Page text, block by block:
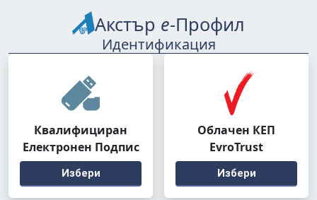
Акстър е-Профил
Идентификация
Квалифициран
Електронен Подпис
Избери
Облачен КЕП
EvroTrust
Избери